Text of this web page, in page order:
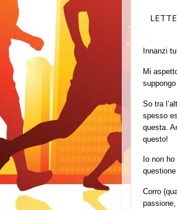
Innanzi
Mi
So tra
spesso
questa.
questo!
Io non
Corro